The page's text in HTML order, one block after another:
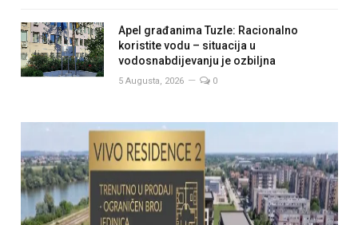
Apel građanima Tuzle: Racionalno
koristite vodu – situacija u
vodosnabdijevanju je ozbiljna
5 Augusta, 2026 0